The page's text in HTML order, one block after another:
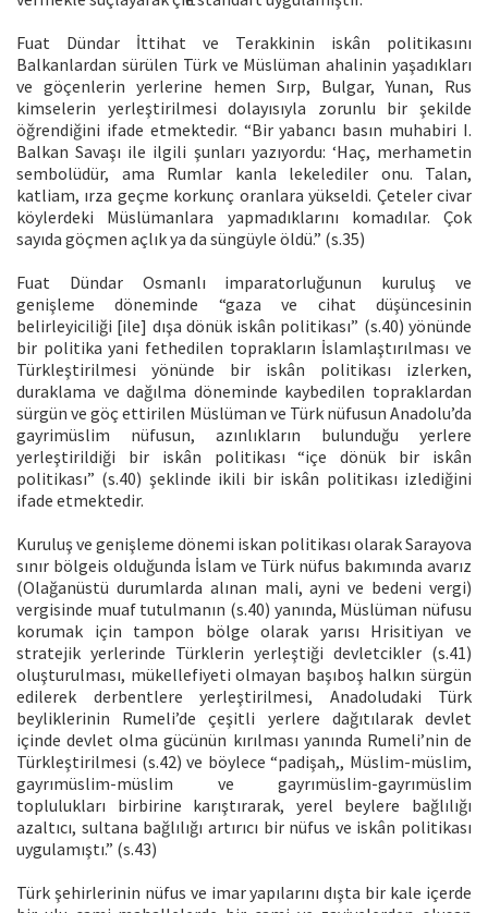
Fuat Dündar İttihat ve Terakkinin iskân politikasını
Balkanlardan sürülen Türk ve Müslüman ahalinin yaşadıkları
ve göçenlerin yerlerine hemen Sırp, Bulgar, Yunan, Rus
kimselerin yerleştirilmesi dolayısıyla zorunlu bir şekilde
öğrendiğini ifade etmektedir. “Bir yabancı basın muhabiri I.
Balkan Savaşı ile ilgili şunları yazıyordu: ‘Haç, merhametin
sembolüdür, ama Rumlar kanla lekelediler onu. Talan,
katliam, ırza geçme korkunç oranlara yükseldi. Çeteler civar
köylerdeki Müslümanlara yapmadıklarını komadılar. Çok
sayıda göçmen açlık ya da süngüyle öldü.” (s.35)
Fuat Dündar Osmanlı imparatorluğunun kuruluş ve
genişleme döneminde “gaza ve cihat düşüncesinin
belirleyiciliği [ile] dışa dönük iskân politikası” (s.40) yönünde
bir politika yani fethedilen toprakların İslamlaştırılması ve
Türkleştirilmesi yönünde bir iskân politikası izlerken,
duraklama ve dağılma döneminde kaybedilen topraklardan
sürgün ve göç ettirilen Müslüman ve Türk nüfusun Anadolu’da
gayrimüslim nüfusun, azınlıkların bulunduğu yerlere
yerleştirildiği bir iskân politikası “içe dönük bir iskân
politikası” (s.40) şeklinde ikili bir iskân politikası izlediğini
ifade etmektedir.
Kuruluş ve genişleme dönemi iskan politikası olarak Sarayova
sınır bölgeis olduğunda İslam ve Türk nüfus bakımında avarız
(Olağanüstü durumlarda alınan mali, ayni ve bedeni vergi)
vergisinde muaf tutulmanın (s.40) yanında, Müslüman nüfusu
korumak için tampon bölge olarak yarısı Hrisitiyan ve
stratejik yerlerinde Türklerin yerleştiği devletcikler (s.41)
oluşturulması, mükellefiyeti olmayan başıboş halkın sürgün
edilerek derbentlere yerleştirilmesi, Anadoludaki Türk
beyliklerinin Rumeli’de çeşitli yerlere dağıtılarak devlet
içinde devlet olma gücünün kırılması yanında Rumeli’nin de
Türkleştirilmesi (s.42) ve böylece “padişah,, Müslim-müslim,
gayrımüslim-müslim ve gayrımüslim-gayrımüslim
toplulukları birbirine karıştırarak, yerel beylere bağlılığı
azaltıcı, sultana bağlılığı artırıcı bir nüfus ve iskân politikası
uygulamıştı.” (s.43)
Türk şehirlerinin nüfus ve imar yapılarını dışta bir kale içerde